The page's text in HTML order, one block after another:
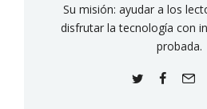
Su misión: ayudar a los
disfrutar la tecnología con
probada.